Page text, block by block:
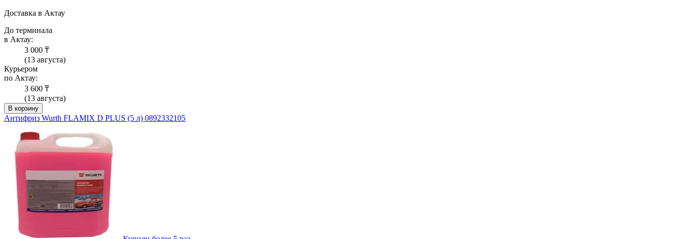
Доставка в Актау
До терминала
в Актау:
3 000 ₸
(13 августа)
Курьером
по Актау:
3 600 ₸
(13 августа)
В корзину
Антифриз Wurth FLAMIX D PLUS (5 л) 0892332105